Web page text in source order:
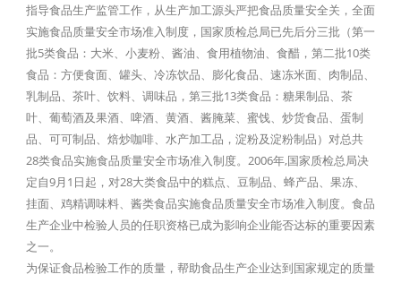
指导食品生产监管工作，从生产加工源头严把食品质量安全关，全面
实施食品质量安全市场准入制度，国家质检总局已先后分三批（第一
批5类食品：大米、小麦粉、酱油、食用植物油、食醋，第二批10类
食品：方便食面、罐头、冷冻饮品、膨化食品、速冻米面、肉制品、
乳制品、茶叶、饮料、调味品，第三批13类食品：糖果制品、茶
叶、葡萄酒及果酒、啤酒、黄酒、酱腌菜、蜜饯、炒货食品、蛋制
品、可可制品、焙炒咖啡、水产加工品，淀粉及淀粉制品）对总共
28类食品实施食品质量安全市场准入制度。2006年,国家质检总局决
定自9月1日起，对28大类食品中的糕点、豆制品、蜂产品、果冻、
挂面、鸡精调味料、酱类食品实施食品质量安全市场准入制度。食品
生产企业中检验人员的任职资格已成为影响企业能否达标的重要因素
之一。
为保证食品检验工作的质量，帮助食品生产企业达到国家规定的质量